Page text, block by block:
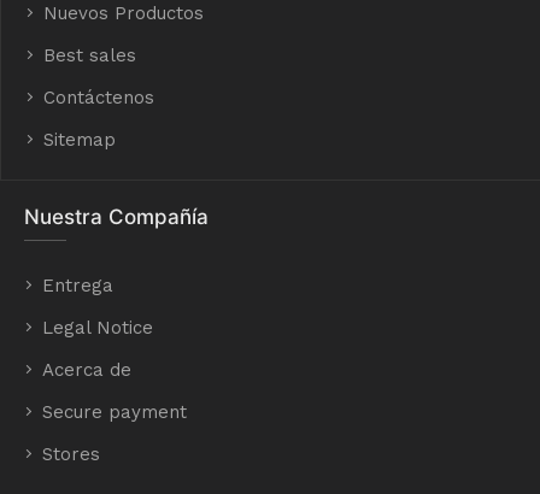
Nuevos Productos
Best sales
Contáctenos
Sitemap
Nuestra Compañía
Entrega
Legal Notice
Acerca de
Secure payment
Stores